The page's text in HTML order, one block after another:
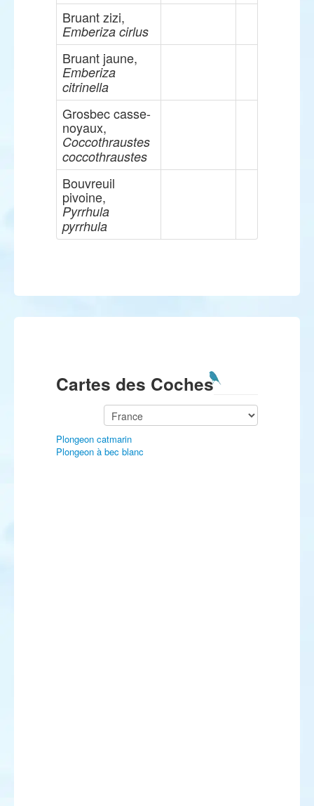
Bruant zizi,
Emberiza cirlus
Bruant jaune,
Emberiza
citrinella
Grosbec casse-
noyaux,
Coccothraustes
coccothraustes
Bouvreuil
pivoine,
Pyrrhula
pyrrhula
Cartes des Coches
Plongeon catmarin
Plongeon à bec blanc